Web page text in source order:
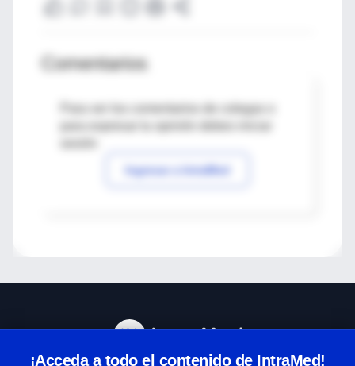
Comentarios
Para ver los comentarios de colegas o
Ingresar a IntraMed
¡Acceda a todo el contenido de IntraMed!